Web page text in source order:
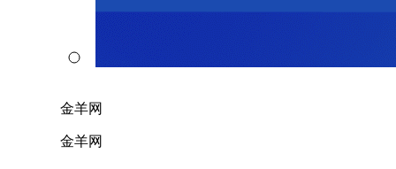
金羊网
金羊网